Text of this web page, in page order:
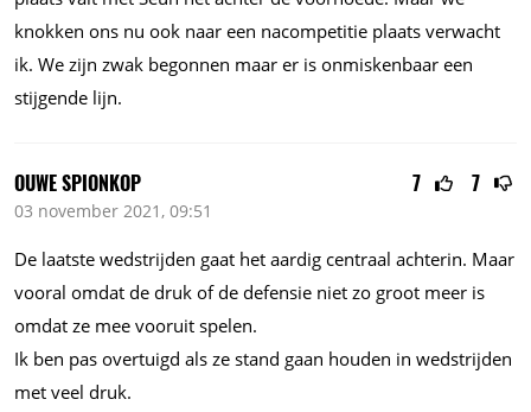
knokken ons nu ook naar een nacompetitie plaats verwacht
ik. We zijn zwak begonnen maar er is onmiskenbaar een
stijgende lijn.
7 7
OUWE SPIONKOP
03 november 2021, 09:51
De laatste wedstrijden gaat het aardig centraal achterin. Maar
vooral omdat de druk of de defensie niet zo groot meer is
omdat ze mee vooruit spelen.
Ik ben pas overtuigd als ze stand gaan houden in wedstrijden
met veel druk.